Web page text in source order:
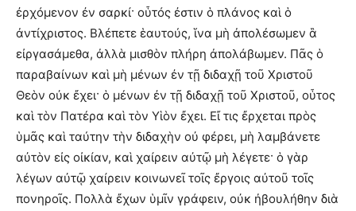
ἐρχόμενον ἐν σαρκί· οὗτός ἐστιν ὁ πλάνος καὶ ὁ
ἀντίχριστος. Βλέπετε ἑαυτούς, ἵνα μὴ ἀπολέσωμεν ἃ
εἰργασάμεθα, ἀλλὰ μισθὸν πλήρη ἀπολάβωμεν. Πᾶς ὁ
παραβαίνων καὶ μὴ μένων ἐν τῇ διδαχῇ τοῦ Χριστοῦ
Θεὸν οὐκ ἔχει· ὁ μένων ἐν τῇ διδαχῇ τοῦ Χριστοῦ, οὗτος
καὶ τὸν Πατέρα καὶ τὸν Υἱὸν ἔχει. Εἴ τις ἔρχεται πρὸς
ὑμᾶς καὶ ταύτην τὴν διδαχὴν οὐ φέρει, μὴ λαμβάνετε
αὐτὸν εἰς οἰκίαν, καὶ χαίρειν αὐτῷ μὴ λέγετε· ὁ γὰρ
λέγων αὐτῷ χαίρειν κοινωνεῖ τοῖς ἔργοις αὐτοῦ τοῖς
πονηροῖς. Πολλὰ ἔχων ὑμῖν γράφειν, οὐκ ἠβουλήθην διὰ